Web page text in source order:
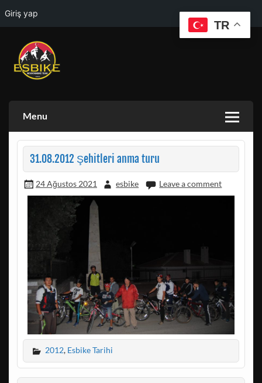
Giriş yap
Skip
content
Menu
31.08.2012 Şehitleri anma turu
24 Ağustos 2021 esbike Leave a comment
2012, Esbike Tarihi
TR